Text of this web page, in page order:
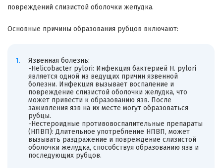
повреждений слизистой оболочки желудка.
Основные причины образования рубцов включают:
Язвенная болезнь:
-Helicobacter pylori: Инфекция бактерией H. pylori
является одной из ведущих причин язвенной
болезни. Инфекция вызывает воспаление и
повреждение слизистой оболочки желудка, что
может привести к образованию язв. После
заживления язв на их месте могут образоваться
рубцы.
-Нестероидные противовоспалительные препараты
(НПВП): Длительное употребление НПВП, может
вызывать раздражение и повреждение слизистой
оболочки желудка, способствуя образованию язв и
последующих рубцов.